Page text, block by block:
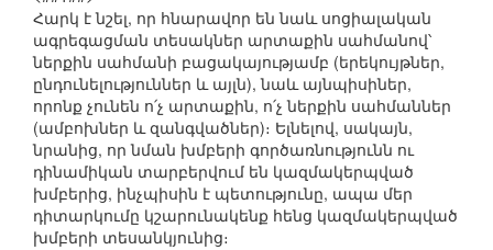
Հարկ է նշել, որ հնարավոր են նաև սոցիալական
ագրեգացման տեսակներ արտաքին սահմանով՝
ներքին սահմանի բացակայությամբ (երեկույթներ,
ընդունելություններ և այլն), նաև այնպիսիներ,
որոնք չունեն ո՛չ արտաքին, ո՛չ ներքին սահմաններ
(ամբոխներ և զանգվածներ)։ Ելնելով, սակայն,
նրանից, որ նման խմբերի գործառնությունն ու
դինամիկան տարբերվում են կազմակերպված
խմբերից, ինչպիսին է պետությունը, ապա մեր
դիտարկումը կշարունակենք հենց կազմակերպված
խմբերի տեսանկյունից։